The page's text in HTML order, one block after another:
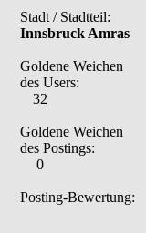
Stadt / Stadtteil:
Innsbruck Amras
Goldene Weichen
des Users:
32
Goldene Weichen
des Postings:
0
Posting-Bewertung: